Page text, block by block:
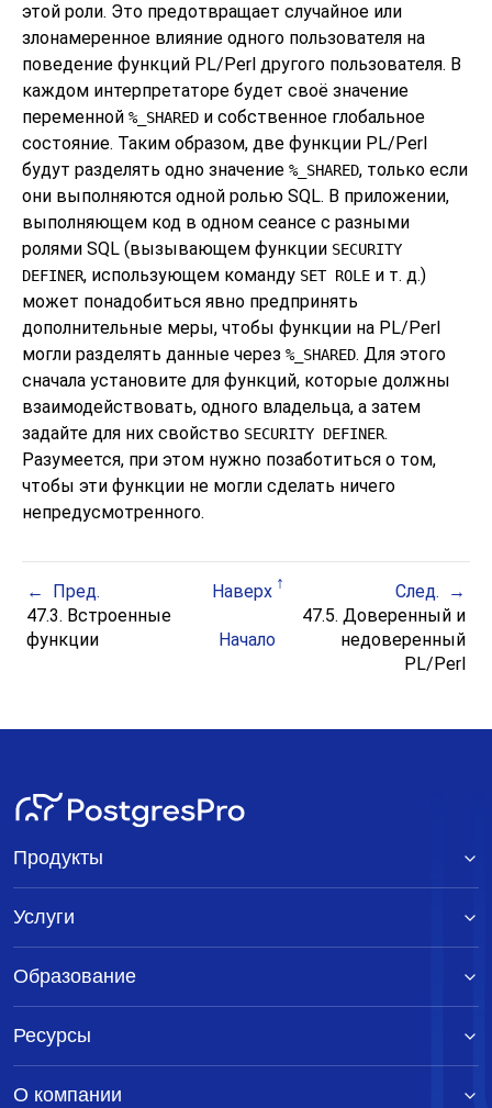
этой роли. Это предотвращает случайное или
злонамеренное влияние одного пользователя на
поведение функций PL/Perl другого пользователя. В
каждом интерпретаторе будет своё значение
переменной %_SHARED и собственное глобальное
состояние. Таким образом, две функции PL/Perl
будут разделять одно значение %_SHARED, только если
они выполняются одной ролью SQL. В приложении,
выполняющем код в одном сеансе с разными
ролями SQL (вызывающем функции SECURITY
DEFINER, использующем команду SET ROLE и т. д.)
может понадобиться явно предпринять
дополнительные меры, чтобы функции на PL/Perl
могли разделять данные через %_SHARED. Для этого
сначала установите для функций, которые должны
взаимодействовать, одного владельца, а затем
задайте для них свойство SECURITY DEFINER.
Разумеется, при этом нужно позаботиться о том,
чтобы эти функции не могли сделать ничего
непредусмотренного.
Пред. Наверх
След.
47.3. Встроенные
функции
Начало
47.5. Доверенный и
недоверенный
PL/Perl
Продукты
Услуги
Образование
Ресурсы
О компании